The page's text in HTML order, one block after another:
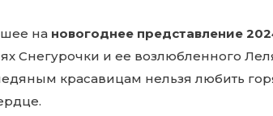
на новогоднее представление
Снегурочки и ее возлюбленного
красавицам нельзя любить